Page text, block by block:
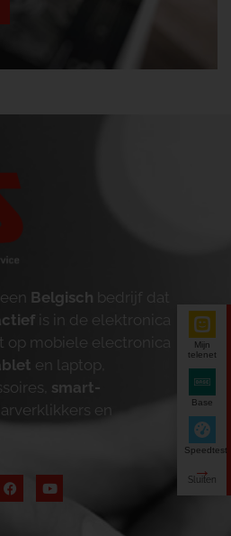
Belgisch bedrijf dat
is in de elektronica
mobiele electronica
en laptop,
smart-
en
Mijn
telenet
Base
Speedtest